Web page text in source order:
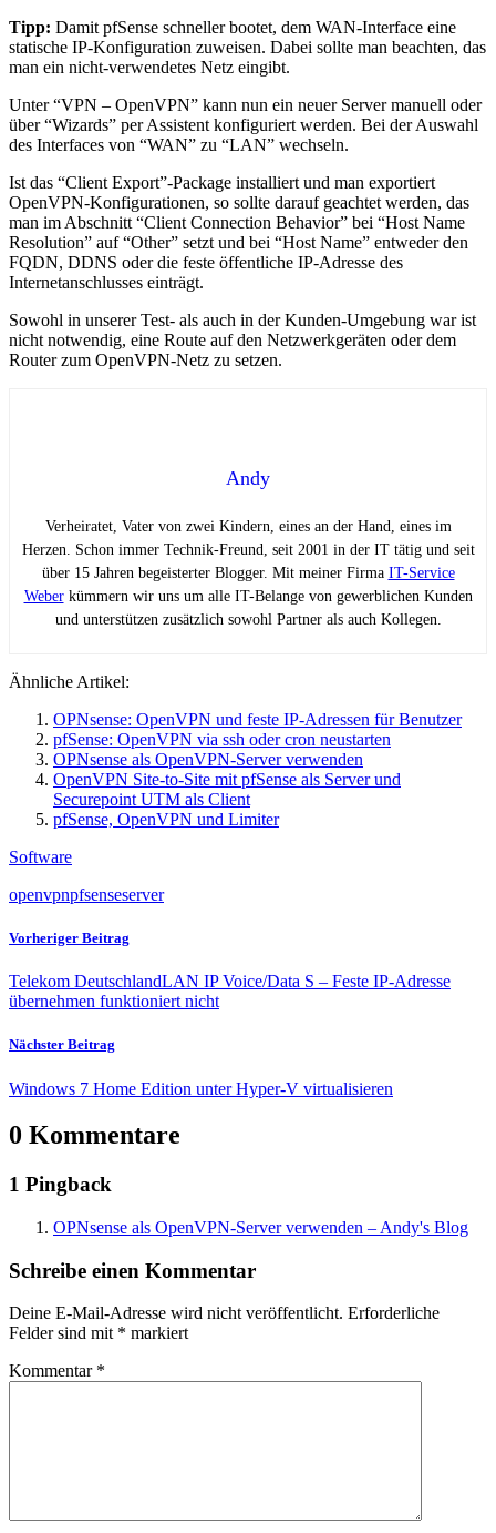
Tipp: Damit pfSense schneller bootet, dem WAN-Interface eine
statische IP-Konfiguration zuweisen. Dabei sollte man beachten, das
man ein nicht-verwendetes Netz eingibt.
Unter “VPN – OpenVPN” kann nun ein neuer Server manuell oder
über “Wizards” per Assistent konfiguriert werden. Bei der Auswahl
des Interfaces von “WAN” zu “LAN” wechseln.
Ist das “Client Export”-Package installiert und man exportiert
OpenVPN-Konfigurationen, so sollte darauf geachtet werden, das
man im Abschnitt “Client Connection Behavior” bei “Host Name
Resolution” auf “Other” setzt und bei “Host Name” entweder den
FQDN, DDNS oder die feste öffentliche IP-Adresse des
Internetanschlusses einträgt.
Sowohl in unserer Test- als auch in der Kunden-Umgebung war ist
nicht notwendig, eine Route auf den Netzwerkgeräten oder dem
Router zum OpenVPN-Netz zu setzen.
Andy
Verheiratet, Vater von zwei Kindern, eines an der Hand, eines im
Herzen. Schon immer Technik-Freund, seit 2001 in der IT tätig und seit
über 15 Jahren begeisterter Blogger. Mit meiner Firma IT-Service
Weberkümmern wir uns um alle IT-Belange von gewerblichen Kunden
und unterstützen zusätzlich sowohl Partner als auch Kollegen.
Ähnliche Artikel:
OPNsense: OpenVPN und feste IP-Adressen für Benutzer
pfSense: OpenVPN via ssh oder cron neustarten
OPNsense als OpenVPN-Server verwenden
OpenVPN Site-to-Site mit pfSense als Server und
Securepoint UTM als Client
pfSense, OpenVPN und Limiter
Software
openvpnpfsenseserver
Vorheriger Beitrag
Telekom DeutschlandLAN IP Voice/Data S – Feste IP-Adresse
übernehmen funktioniert nicht
Nächster Beitrag
Windows 7 Home Edition unter Hyper-V virtualisieren
0 Kommentare
1 Pingback
OPNsense als OpenVPN-Server verwenden – Andy's Blog
Schreibe einen Kommentar
Deine E-Mail-Adresse wird nicht veröffentlicht. Erforderliche
Felder sind mit * markiert
Kommentar *